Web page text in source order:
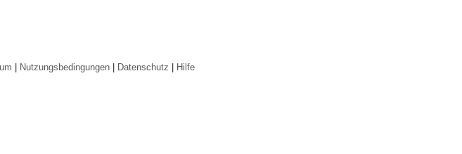
| Nutzungsbedingungen| Datenschutz | Hilfe